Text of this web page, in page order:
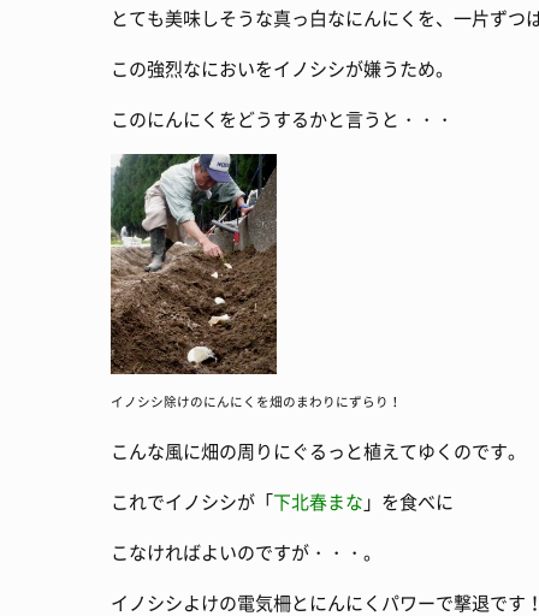
とても美味しそうな真っ白なにんにくを、一片ずつ
この強烈なにおいをイノシシが嫌うため。
このにんにくをどうするかと言うと・・・
イノシシ除けのにんにくを畑のまわりにずらり！
こんな風に畑の周りにぐるっと植えてゆくのです。
これでイノシシが「下北春まな 」を食べに
こなければよいのですが・・・。
イノシシよけの電気柵とにんにくパワーで撃退です！